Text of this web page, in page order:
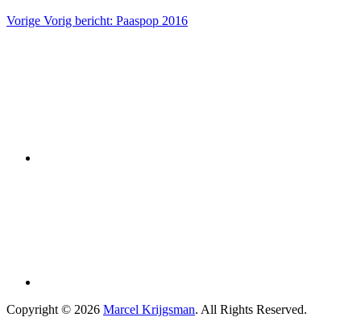
Vorige Vorig bericht: Paaspop 2016
Copyright © 2026 Marcel Krijgsman. All Rights Reserved.